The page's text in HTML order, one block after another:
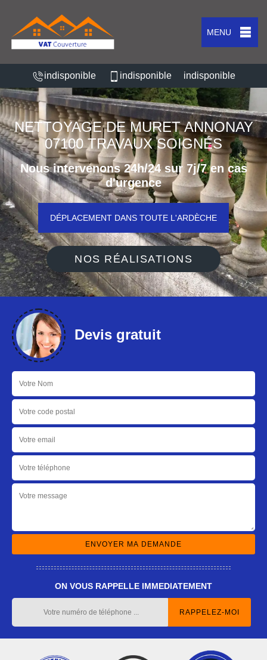
MENU
indisponible indisponible indisponible
NETTOYAGE DE MURET ANNONAY
07100 TRAVAUX SOIGNÉS
Nous intervenons 24h/24 sur 7j/7 en cas
d'urgence
DÉPLACEMENT DANS TOUTE L'ARDÈCHE
NOS RÉALISATIONS
Devis gratuit
ON VOUS RAPPELLE IMMEDIATEMENT